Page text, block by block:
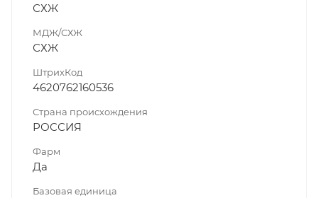
СХЖ
МДЖ/СХЖ
СХЖ
ШтрихКод
4620762160536
Страна происхождения
РОССИЯ
Фарм
Да
Базовая единица